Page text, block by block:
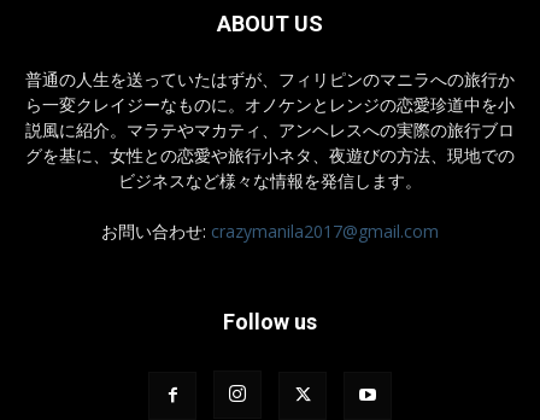
ABOUT US
普通の人生を送っていたはずが、フィリピンのマニラへの旅行か
ら一変クレイジーなものに。オノケンとレンジの恋愛珍道中を小
説風に紹介。マラテやマカティ、アンヘレスへの実際の旅行ブロ
グを基に、女性との恋愛や旅行小ネタ、夜遊びの方法、現地での
ビジネスなど様々な情報を発信します。
お問い合わせ: crazymanila2017@gmail.com
Follow us